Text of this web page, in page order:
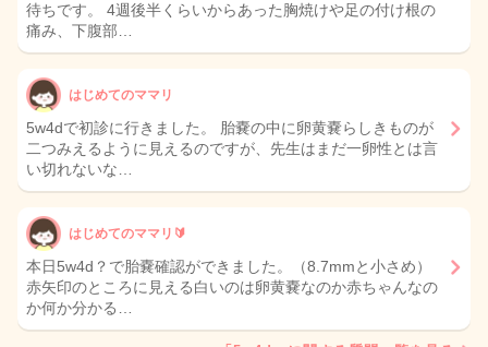
待ちです。 4週後半くらいからあった胸焼けや足の付け根の
痛み、下腹部…
はじめてのママリ
5w4dで初診に行きました。 胎嚢の中に卵黄嚢らしきものが
二つみえるように見えるのですが、先生はまだ一卵性とは言
い切れないな…
はじめてのママリ🔰
本日5w4d？で胎嚢確認ができました。（8.7mmと小さめ）
赤矢印のところに見える白いのは卵黄嚢なのか赤ちゃんなの
か何か分かる…